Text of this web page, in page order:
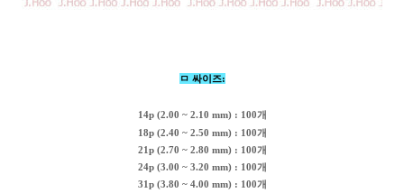
ㅁ 싸이즈:
14p (2.00 ~ 2.10 mm) : 100개
18p (2.40 ~ 2.50 mm) : 100개
21p (2.70 ~ 2.80 mm) : 100개
24p (3.00 ~ 3.20 mm) : 100개
31p (3.80 ~ 4.00 mm) : 100개